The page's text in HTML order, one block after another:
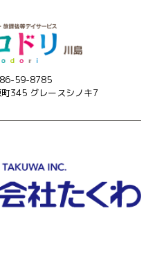
59-8785
345 グレースシノキ7